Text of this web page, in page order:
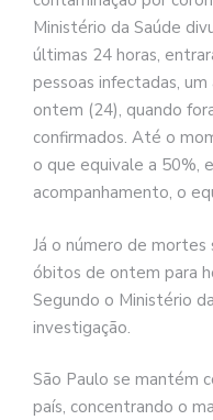
Ministério da Saúde
últimas 24 horas,
pessoas infectadas,
ontem (24), quando
confirmados. Até o
o que equivale a 50%,
acompanhamento, o
Já o número de mortes
óbitos de ontem para
Segundo o Ministério
investigação.
São Paulo se mantém
país, concentrando o